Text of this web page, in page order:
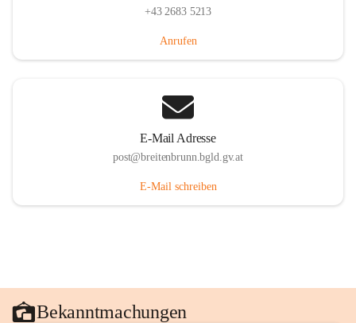
+43 2683 5213
Anrufen
E-Mail Adresse
post@breitenbrunn.bgld.gv.at
E-Mail schreiben
Bekanntmachungen